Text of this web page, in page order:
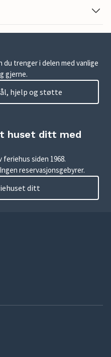
trenger i delen med vanlige
gjerne.
hjelp og støtte
huset ditt med
feriehus siden 1968.
reservasjonsgebyrer.
ditt